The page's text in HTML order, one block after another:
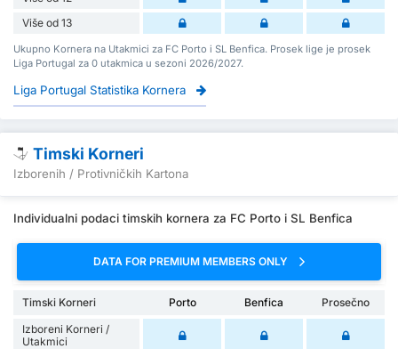
Više od 13
Ukupno Kornera na Utakmici za FC Porto i SL Benfica. Prosek lige je prosek
Liga Portugal za 0 utakmica u sezoni 2026/2027.
Liga Portugal Statistika Kornera
Timski Korneri
Izborenih / Protivničkih Kartona
Individualni podaci timskih kornera za FC Porto i SL Benfica
DATA FOR PREMIUM MEMBERS ONLY
Timski Korneri Porto Benfica
Prosečno
Izboreni Korneri /
Utakmici